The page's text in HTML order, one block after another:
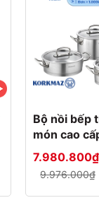
Bộ nồi bếp
món cao
Proline nắp
6.3L, 3.1L -
7.980.800₫
9.976.000₫